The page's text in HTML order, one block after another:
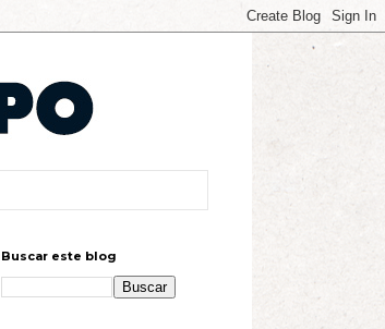
Buscar este blog